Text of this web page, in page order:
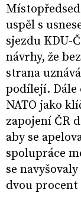
uspěl s
sjezdu KDU-
návrhy, že
strana
podílejí. Dále
NATO jako
zapojení ČR
aby se
spolupráce
se
dvou procent